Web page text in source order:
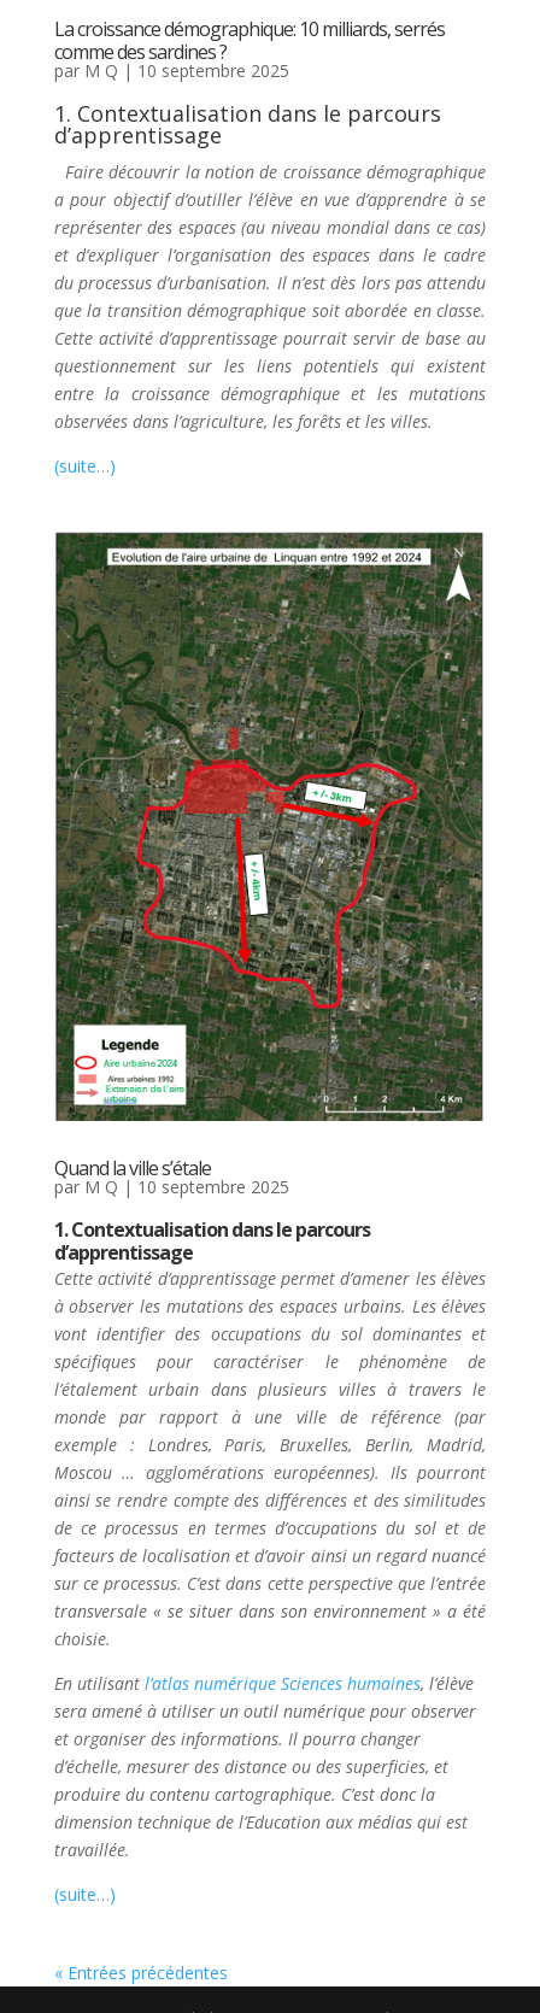
La croissance démographique: 10 milliards, serrés
comme des sardines ?
par M Q | 10 septembre 2025
1. Contextualisation dans le parcours
d’apprentissage
Faire découvrir la notion de croissance démographique
a pour objectif d’outiller l’élève en vue d’apprendre à se
représenter des espaces (au niveau mondial dans ce cas)
et d’expliquer l’organisation des espaces dans le cadre
du processus d’urbanisation. Il n’est dès lors pas attendu
que la transition démographique soit abordée en classe.
Cette activité d’apprentissage pourrait servir de base au
questionnement sur les liens potentiels qui existent
entre la croissance démographique et les mutations
observées dans l’agriculture, les forêts et les villes.
(suite…)
Quand la ville s’étale
par M Q | 10 septembre 2025
1. Contextualisation dans le parcours
d’apprentissage
Cette activité d’apprentissage permet d’amener les élèves
à observer les mutations des espaces urbains. Les élèves
vont identifier des occupations du sol dominantes et
spécifiques pour caractériser le phénomène de
l’étalement urbain dans plusieurs villes à travers le
monde par rapport à une ville de référence (par
exemple : Londres, Paris, Bruxelles, Berlin, Madrid,
Moscou … agglomérations européennes). Ils pourront
ainsi se rendre compte des différences et des similitudes
de ce processus en termes d’occupations du sol et de
facteurs de localisation et d’avoir ainsi un regard nuancé
sur ce processus. C’est dans cette perspective que l’entrée
transversale « se situer dans son environnement » a été
choisie.
En utilisant l’atlas numérique Sciences humaines, l’élève
sera amené à utiliser un outil numérique pour observer
et organiser des informations. Il pourra changer
d’échelle, mesurer des distance ou des superficies, et
produire du contenu cartographique. C’est donc la
dimension technique de l’Education aux médias qui est
travaillée.
(suite…)
« Entrées précédentes